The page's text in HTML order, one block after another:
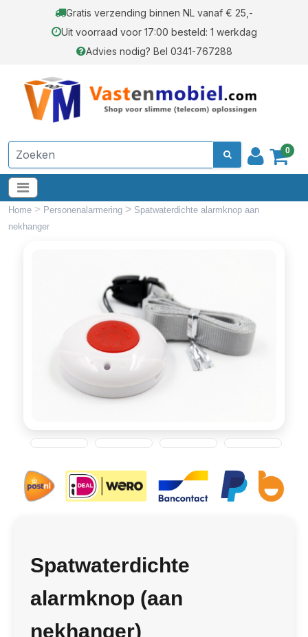
Gratis verzending binnen NL vanaf € 25,-
Uit voorraad voor 17:00 besteld: 1 werkdag
Advies nodig? Bel 0341-767288
0
Home > Personenalarmering > Spatwaterdichte alarmknop aan
nekhanger
Spatwaterdichte
alarmknop (aan
nekhanger)